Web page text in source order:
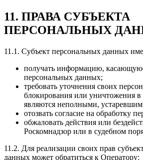
11. ПРАВА СУБЪЕКТА
ПЕРСОНАЛЬНЫХ
11.1. Субъект персональных данных
получать информацию,
персональных данных;
требовать уточнения своих
блокирования или уничтожения в
являются неполными,
отозвать согласие на обработку
обжаловать действия или
Роскомнадзор или в судебном
11.2. Для реализации своих прав
данных может обратиться к Оператору: